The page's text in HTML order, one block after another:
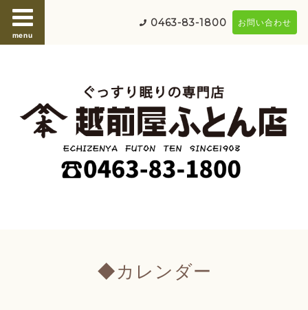
menu
0463-83-1800 お問い合わせ
◆カレンダー